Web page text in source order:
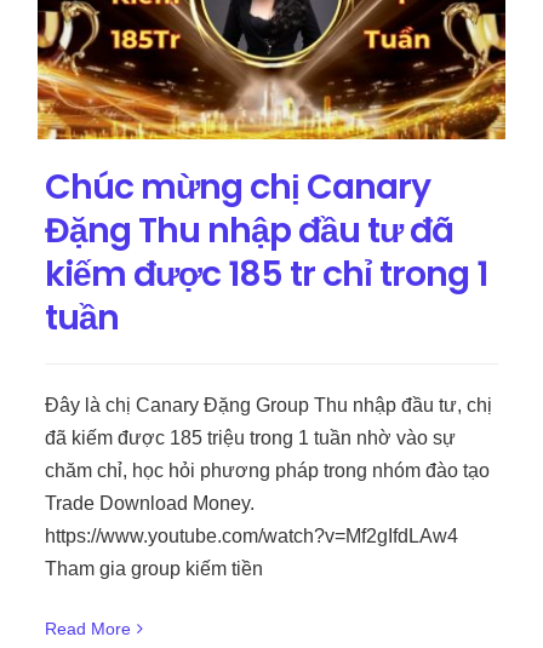
Chúc mừng chị Canary
Đặng Thu nhập đầu tư đã
kiếm được 185 tr chỉ trong 1
tuần
Đây là chị Canary Đặng Group Thu nhập đầu tư, chị
đã kiếm được 185 triệu trong 1 tuần nhờ vào sự
chăm chỉ, học hỏi phương pháp trong nhóm đào tạo
Trade Download Money.
https://www.youtube.com/watch?v=Mf2gIfdLAw4
Tham gia group kiếm tiền
Read More